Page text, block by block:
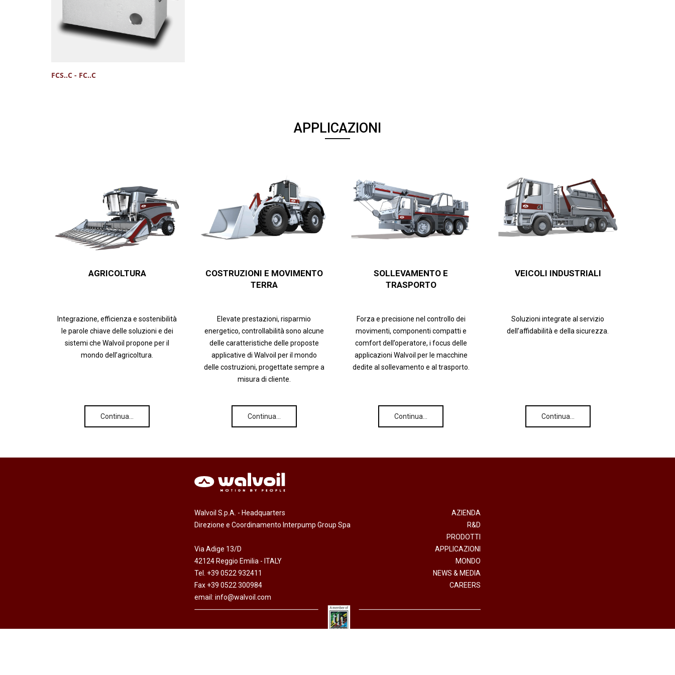
FCS..C - FC..C
APPLICAZIONI
AGRICOLTURA
Integrazione, efficienza e sostenibilità
le parole chiave delle soluzioni e dei
sistemi che Walvoil propone per il
mondo dell’agricoltura.
Continua…
COSTRUZIONI E MOVIMENTO
TERRA
Elevate prestazioni, risparmio
energetico, controllabilità sono alcune
delle caratteristiche delle proposte
applicative di Walvoil per il mondo
delle costruzioni, progettate sempre a
misura di cliente.
Continua…
SOLLEVAMENTO E
TRASPORTO
Forza e precisione nel controllo dei
movimenti, componenti compatti e
comfort dell’operatore, i focus delle
applicazioni Walvoil per le macchine
dedite al sollevamento e al trasporto.
Continua…
VEICOLI INDUSTRIALI
Soluzioni integrate al servizio
dell’affidabilità e della sicurezza.
Continua…
Walvoil S.p.A. - Headquarters
Direzione e Coordinamento Interpump Group Spa
Via Adige 13/D
42124 Reggio Emilia - ITALY
Tel. +39 0522 932411
Fax +39 0522 300984
email: info@walvoil.com
AZIENDA
R&D
PRODOTTI
APPLICAZIONI
MONDO
NEWS & MEDIA
CAREERS